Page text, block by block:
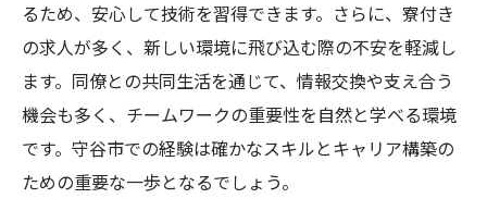
るため、安心して技術を習得できます。さらに、寮付き
の求人が多く、新しい環境に飛び込む際の不安を軽減し
ます。同僚との共同生活を通じて、情報交換や支え合う
機会も多く、チームワークの重要性を自然と学べる環境
です。守谷市での経験は確かなスキルとキャリア構築の
ための重要な一歩となるでしょう。